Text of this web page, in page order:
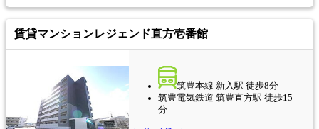
賃貸マンションレジェンド直方壱番館
筑豊本線 新入駅 徒歩8分
筑豊電気鉄道 筑豊直方駅 徒歩15
分